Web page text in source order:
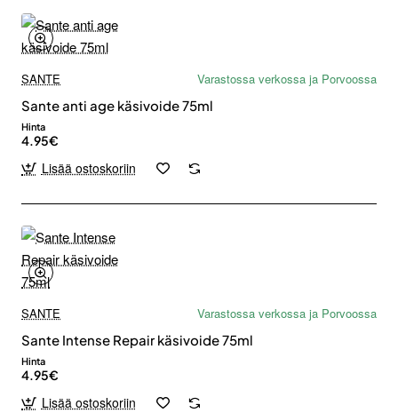
SANTE
Varastossa verkossa ja Porvoossa
Sante anti age käsivoide 75ml
Hinta
4.95€
Lisää ostoskoriin
SANTE
Varastossa verkossa ja Porvoossa
Sante Intense Repair käsivoide 75ml
Hinta
4.95€
Lisää ostoskoriin